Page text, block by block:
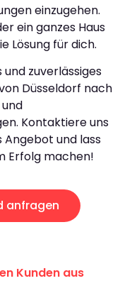
einzugehen.
ein ganzes Haus
Lösung für dich.
zuverlässiges
Düsseldorf nach
Kontaktiere uns
und lass
Erfolg machen!
anfragen
Kunden aus